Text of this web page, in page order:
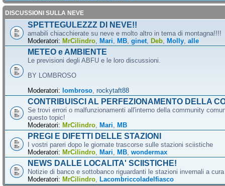
DISCUSSIONI SULLA NEVE
SPETTEGULEZZZ DI NEVE!!
amabili chiacchierate su neve e molto altro in tema di montagna!!!!
Moderatori: MrCilindro Mari MB ginet Deb Molly alle
METEO e AMBIENTE
Le previsioni degli ABFU e le loro discussioni.
BY LOMBROSO
Moderatori: lombroso rockytaft88
CONTRIBUISCI AL PERFEZIONAMENTO DELLA
Se trovi errori o malfunzionamenti all'interno della community
questo topic!
Moderatori: MrCilindro Mari MB
PREGI E DIFETTI DELLE STAZIONI
I vostri pareri dopo le giornate trascorse sulle stazioni sciistiche
Moderatori: MrCilindro Mari MB wondermax
NEWS DALLE LOCALITA' SCIISTICHE!
Notizie di banco e sottobanco riguardanti le stazioni invernali a
Moderatori: MrCilindro Lacombriccoladelfiasco